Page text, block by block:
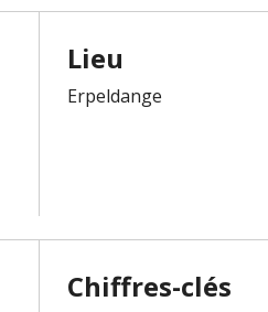
Lieu
Erpeldange
Chiffres-clés